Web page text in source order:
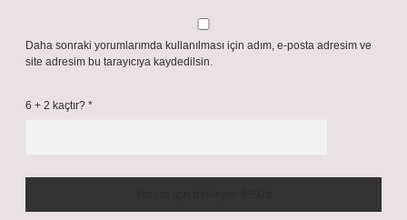
Daha sonraki yorumlarımda kullanılması için adım, e-posta adresim ve
site adresim bu tarayıcıya kaydedilsin.
6 + 2 kaçtır? *